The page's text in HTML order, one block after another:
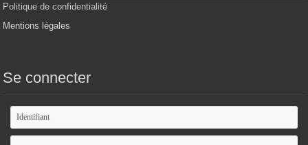
Politique de confidentialité
Mentions légales
Se connecter